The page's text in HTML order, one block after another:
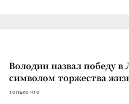
Володин назвал победу в
символом торжества
только что